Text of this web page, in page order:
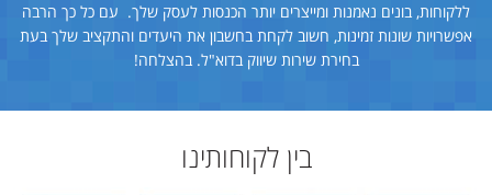
ללקוחות, בונים נאמנות ומייצרים יותר הכנסות לעסק שלך. עם כל כך הרבה
אפשרויות שונות זמינות, חשוב לקחת בחשבון את היעדים והתקציב שלך בעת
בחירת שירות שיווק בדוא"ל. בהצלחה!
בין לקוחותינו